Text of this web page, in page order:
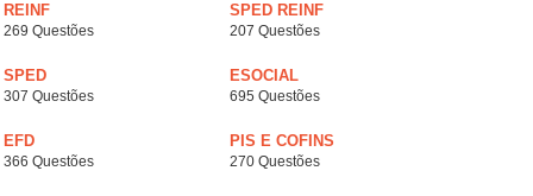
REINF
269 Questões
SPED REINF
207 Questões
SPED
307 Questões
ESOCIAL
695 Questões
EFD
366 Questões
PIS E COFINS
270 Questões